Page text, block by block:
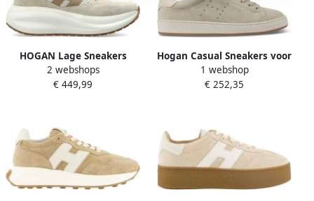
HOGAN Lage Sneakers
Dames H696 Allacciato H
Maat: 37 Materiaal: Suède
2 webshops
€ 449,99
Hogan Casual Sneakers voor
nen en
1 webshop
€ 252,35